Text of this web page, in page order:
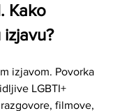
Kako
izjavom. Povorka
LGBTI+
filmove,